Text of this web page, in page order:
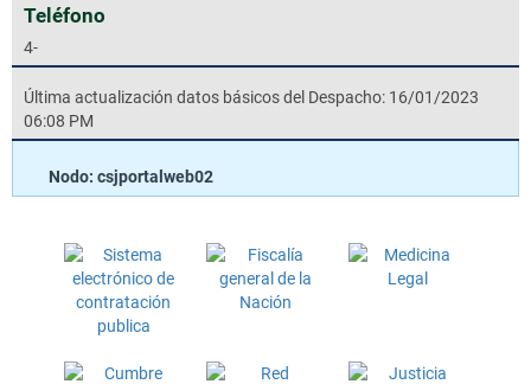
Teléfono
4-
Última actualización datos básicos del Despacho: 16/01/2023
06:08 PM
Nodo: csjportalweb02